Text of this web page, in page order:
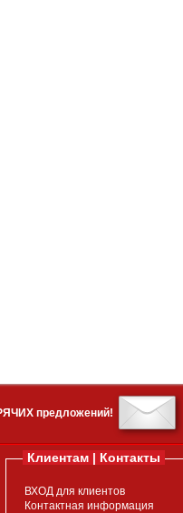
предложений!
Клиентам | Контакты
ВХОД для клиентов
Контактная информация